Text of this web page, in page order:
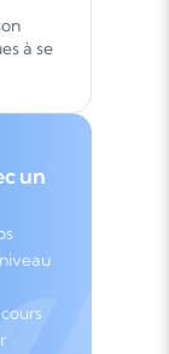
à se
un